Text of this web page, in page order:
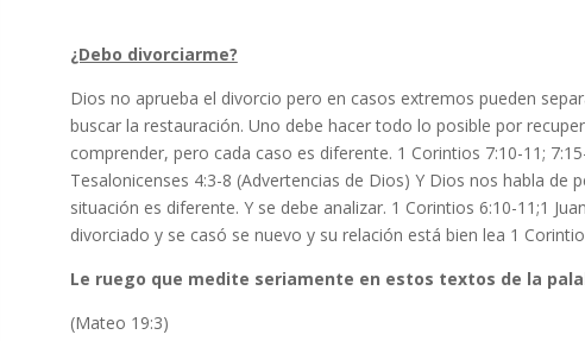
¿Debo divorciarme?
Dios no aprueba el divorcio pero en casos extremos pueden
buscar la restauración. Uno debe hacer todo lo posible por
comprender, pero cada caso es diferente. 1 Corintios 7:10-11;
Tesalonicenses 4:3-8 (Advertencias de Dios) Y Dios nos habla de
situación es diferente. Y se debe analizar. 1 Corintios 6:10-11;1
divorciado y se casó se nuevo y su relación está bien lea 1
Le ruego que medite seriamente en estos textos de la
(Mateo 19:3)